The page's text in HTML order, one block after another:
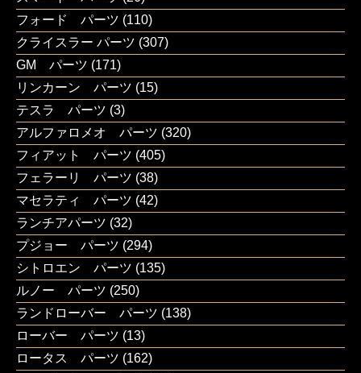
フォード パーツ (110)
クライスラー パーツ (307)
GM パーツ (171)
リンカーン パーツ (15)
テスラ パーツ (3)
アルファロメオ パーツ (320)
フィアット パーツ (405)
フェラーリ パーツ (38)
マセラティ パーツ (42)
ランチアパーツ (32)
プジョー パーツ (294)
シトロエン パーツ (135)
ルノー パーツ (250)
ランドローバー パーツ (138)
ローバー パーツ (13)
ロータス パーツ (162)